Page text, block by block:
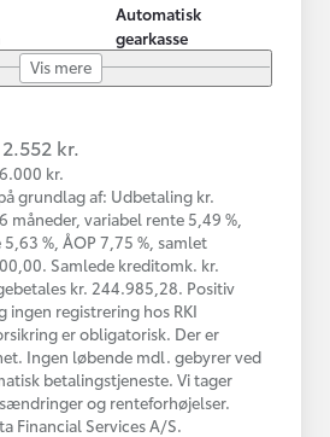
Automatisk
gearkasse
Vis mere
kr.
kr.
grundlag af: Udbetaling kr.
variabel rente 5,49 %,
%, ÅOP 7,75 %, samlet
Samlede kreditomk. kr.
kr. 244.985,28. Positiv
ingen registrering hos RKI
er obligatorisk. Der er
Ingen løbende mdl. gebyrer ved
betalingstjeneste. Vi tager
og renteforhøjelser.
Financial Services A/S.